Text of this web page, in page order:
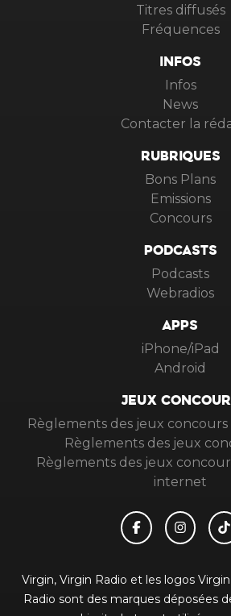
Titres diffusés
Fréquences
INFOS
Infos
News
Contacter la
RUBRIQUES
Bons Plans
Emissions
Concours
PODCASTS
Podcasts
Webradios
APPS
iPhone/iPad
Android
JEUX
Règlements des jeux concours
Règlements des jeux
Règlements des jeux
internet
Virgin, Virgin Radio et les logos
Radio sont des marques déposées